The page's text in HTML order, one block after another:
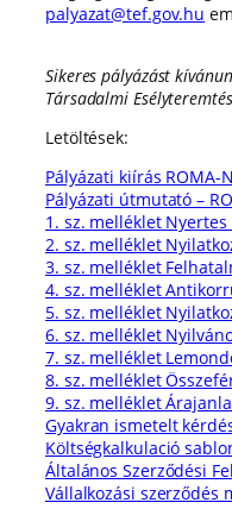
palyazat@tef.gov.hu
Sikeres pályázást
Társadalmi
Letöltések:
Pályázati kiírás ROMA-
Pályázati útmutató –
1. sz. melléklet
2. sz. melléklet
3. sz. melléklet
4. sz. melléklet
5. sz. melléklet
6. sz. melléklet
7. sz. melléklet
8. sz. melléklet
9. sz. melléklet
Gyakran ismetelt
Költségkalkulació
Általános Szerződési
Vállalkozási szerződés